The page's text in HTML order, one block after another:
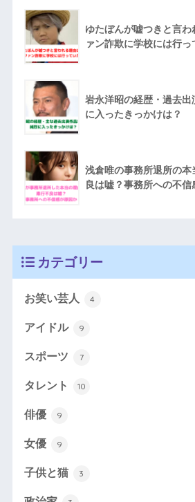
ゆたぼんが嘘つきと言
ァン詐欺に学校には行っ
岩永洋昭の経歴・過去
に入ったきっかけは？
浅倉唯の事務所退所の
良は嘘？事務所への不信
カテゴリー
お笑い芸人 4
アイドル 9
スポーツ 7
タレント 10
俳優 9
女優 9
子供と猫 3